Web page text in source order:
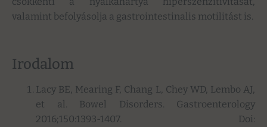
valamint befolyásolja a gastrointestinalis motilitást is.
Irodalom
Lacy BE, Mearing F, Chang L, Chey WD, Lembo AJ,
et al. Bowel Disorders. Gastroenterology
2016;150:1393-1407. Doi: